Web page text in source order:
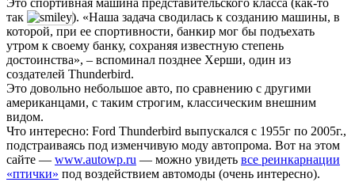
так
). «Наша задача сводилась к созданию машины, в
которой, при ее спортивности, банкир мог бы подъехать
утром к своему банку, сохраняя известную степень
достоинства», – вспоминал позднее Херши, один из
создателей Thunderbird.
Это довольно небольшое авто, по сравнению с другими
американцами, с таким строгим, классическим внешним
видом.
Что интересно: Ford Thunderbird выпускался с 1955г по 2005г.,
подстраиваясь под изменчивую моду автопрома. Вот на этом
сайте — www.autowp.ru — можно увидеть все реинкарнации
«птички» под воздействием автомоды (очень интересно).